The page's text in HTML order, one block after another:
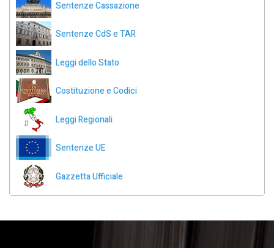
Sentenze Cassazione
Sentenze CdS e TAR
Leggi dello Stato
Costituzione e Codici
Leggi Regionali
Sentenze UE
Gazzetta Ufficiale